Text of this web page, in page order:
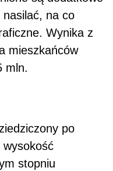
nasilać, na co
Wynika z
mieszkańców
mln.
po
stopniu